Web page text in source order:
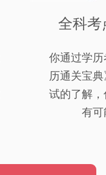
全科考
你通过学
历通关宝
试的了解
有可